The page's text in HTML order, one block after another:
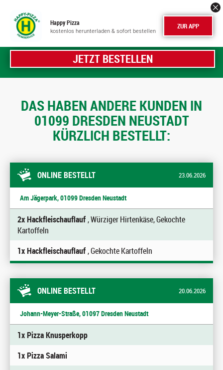
Happy Pizza
kostenlos herunterladen & sofort bestellen ZUR APP
JETZT BESTELLEN
DAS HABEN ANDERE KUNDEN IN
01099 DRESDEN NEUSTADT
KÜRZLICH BESTELLT:
ONLINE BESTELLT 23.06.2026
Am Jägerpark, 01099 Dresden Neustadt
2x Hackfleischauflauf, Würziger Hirtenkäse, Gekochte
Kartoffeln
1x Hackfleischauflauf, Gekochte Kartoffeln
ONLINE BESTELLT 20.06.2026
Johann-Meyer-Straße, 01097 Dresden Neustadt
1x Pizza Knusperkopp
1x Pizza Salami